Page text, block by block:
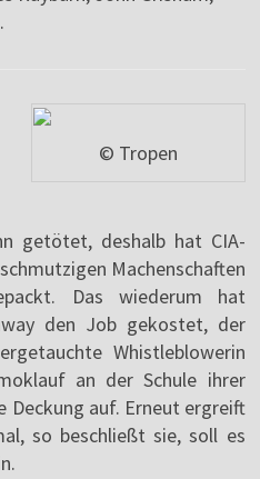
© Tropen
getötet, deshalb hat CIA-
Machenschaften
Das wiederum hat
den Job gekostet, der
Whistleblowerin
an der Schule ihrer
auf. Erneut ergreift
so beschließt sie, soll es